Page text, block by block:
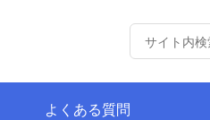
よくある質問